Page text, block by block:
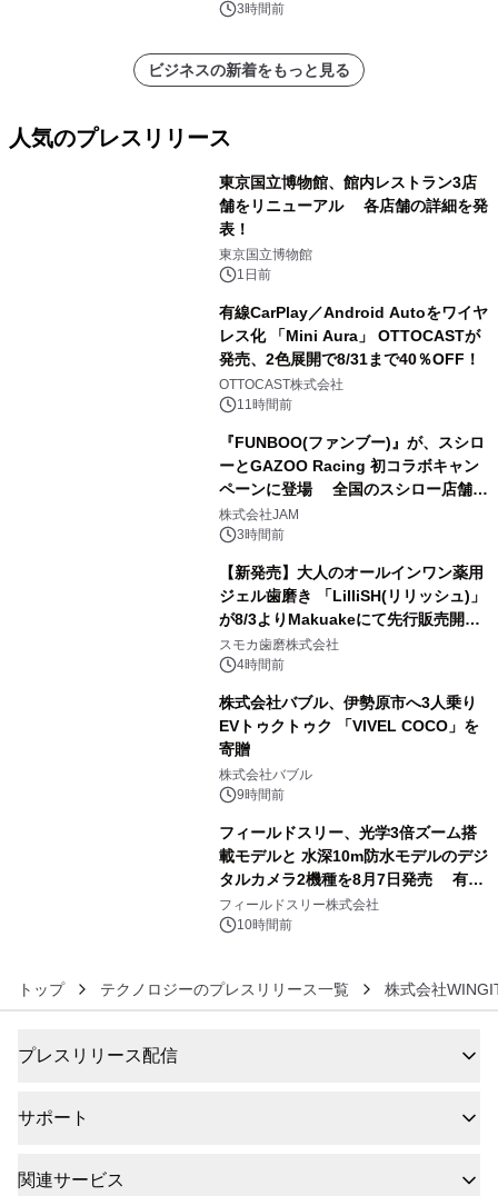
ートを発表
3時間前
ビジネスの新着をもっと見る
人気のプレスリリース
東京国立博物館、館内レストラン3店
舗をリニューアル 各店舗の詳細を発
表！
東京国立博物館
1日前
有線CarPlay／Android Autoをワイヤ
レス化 「Mini Aura」 OTTOCASTが
発売、2色展開で8/31まで40％OFF！
OTTOCAST株式会社
11時間前
『FUNBOO(ファンブー)』が、スシロ
ーとGAZOO Racing 初コラボキャン
ペーンに登場 全国のスシロー店舗で
GR 4車種の FUNBOO(ミニカー)付き
メニューが展開されます
株式会社JAM
3時間前
【新発売】大人のオールインワン薬用
ジェル歯磨き 「LilliSH(リリッシュ)」
が8/3よりMakuakeにて先行販売開
始！
スモカ歯磨株式会社
4時間前
株式会社バブル、伊勢原市へ3人乗り
EVトゥクトゥク 「VIVEL COCO」を
寄贈
株式会社バブル
9時間前
フィールドスリー、光学3倍ズーム搭
載モデルと 水深10m防水モデルのデジ
タルカメラ2機種を8月7日発売 有効
約1300万画素、用途別に選べるコンデ
ジ新登場
フィールドスリー株式会社
10時間前
トップ テクノロジーのプレスリリース一覧 株式会社
プレスリリース配信
サポート
関連サービス